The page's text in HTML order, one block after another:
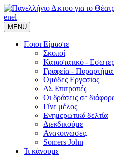
enel
MENU
Ποιοι Είμαστε
Σκοποί
Καταστατικό -
Γραφεία -
Ομάδες Εργασίας
ΔΣ Επιτροπές
Οι δράσεις σε
Γίνε μέλος
Ενημερωτικά δελτία
Διεκδικούμε
Ανακοινώσεις
Somers John
Τι κάνουμε